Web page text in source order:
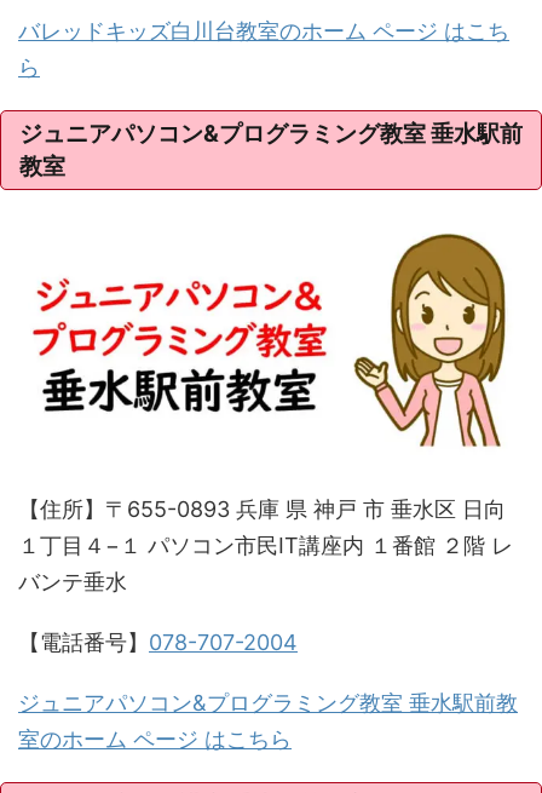
バレッドキッズ白川台教室のホーム ページ はこち
ら
ジュニアパソコン&プログラミング教室 垂水駅前
教室
【住所】〒655-0893 兵庫 県 神戸 市 垂水区 日向
１丁目４−１ パソコン市民IT講座内 １番館 ２階 レ
バンテ垂水
【電話番号】 078-707-2004
ジュニアパソコン&プログラミング教室 垂水駅前教
室のホーム ページ はこちら